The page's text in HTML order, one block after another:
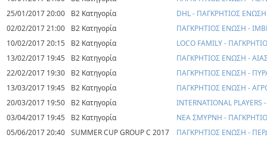
25/01/2017 20:00
Β2 Κατηγορία
DHL - ΠΑΓΚΡΗΤΙΟΣ ΕΝΩΣΗ
02/02/2017 21:00
Β2 Κατηγορία
ΠΑΓΚΡΗΤΙΟΣ ΕΝΩΣΗ -
10/02/2017 20:15
Β2 Κατηγορία
LOCO FAMILY -
13/02/2017 19:45
Β2 Κατηγορία
ΠΑΓΚΡΗΤΙΟΣ ΕΝΩΣΗ -
22/02/2017 19:30
Β2 Κατηγορία
ΠΑΓΚΡΗΤΙΟΣ ΕΝΩΣΗ -
13/03/2017 19:45
Β2 Κατηγορία
ΠΑΓΚΡΗΤΙΟΣ ΕΝΩΣΗ -
20/03/2017 19:50
Β2 Κατηγορία
INTERNATIONAL
03/04/2017 19:45
Β2 Κατηγορία
ΝΕΑ ΣΜΥΡΝΗ -
05/06/2017 20:40 SUMMER CUP GROUP C 2017
ΠΑΓΚΡΗΤΙΟΣ ΕΝΩΣΗ -